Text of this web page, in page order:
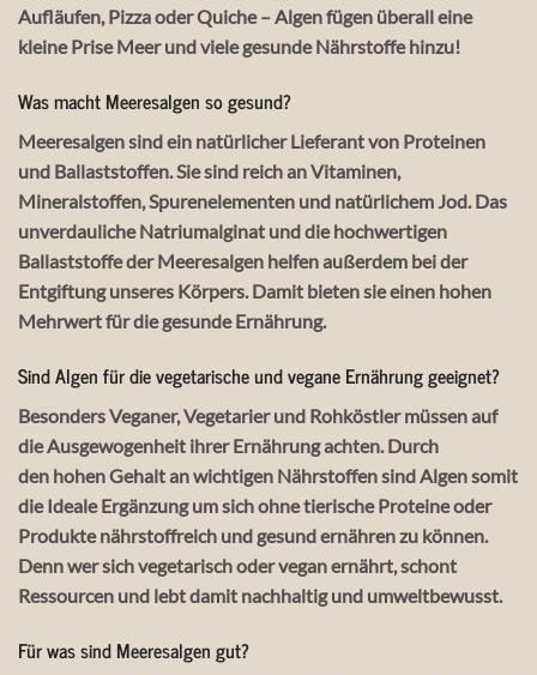
Aufläufen, Pizza oder Quiche – Algen fügen überall eine
kleine Prise Meer und viele gesunde Nährstoffe hinzu!
Was macht Meeresalgen so gesund?
Meeresalgen sind ein natürlicher Lieferant von Proteinen
und Ballaststoffen. Sie sind reich an Vitaminen,
Mineralstoffen, Spurenelementen und natürlichem Jod. Das
unverdauliche Natriumalginat und die hochwertigen
Ballaststoffe der Meeresalgen helfen außerdem bei der
Entgiftung unseres Körpers. Damit bieten sie einen hohen
Mehrwert für die gesunde Ernährung.
Sind Algen für die vegetarische und vegane Ernährung geeignet?
Besonders Veganer, Vegetarier und Rohköstler müssen auf
die Ausgewogenheit ihrer Ernährung achten. Durch
den hohen Gehalt an wichtigen Nährstoffen sind Algen somit
die Ideale Ergänzung um sich ohne tierische Proteine oder
Produkte nährstoffreich und gesund ernähren zu können.
Denn wer sich vegetarisch oder vegan ernährt, schont
Ressourcen und lebt damit nachhaltig und umweltbewusst.
Für was sind Meeresalgen gut?